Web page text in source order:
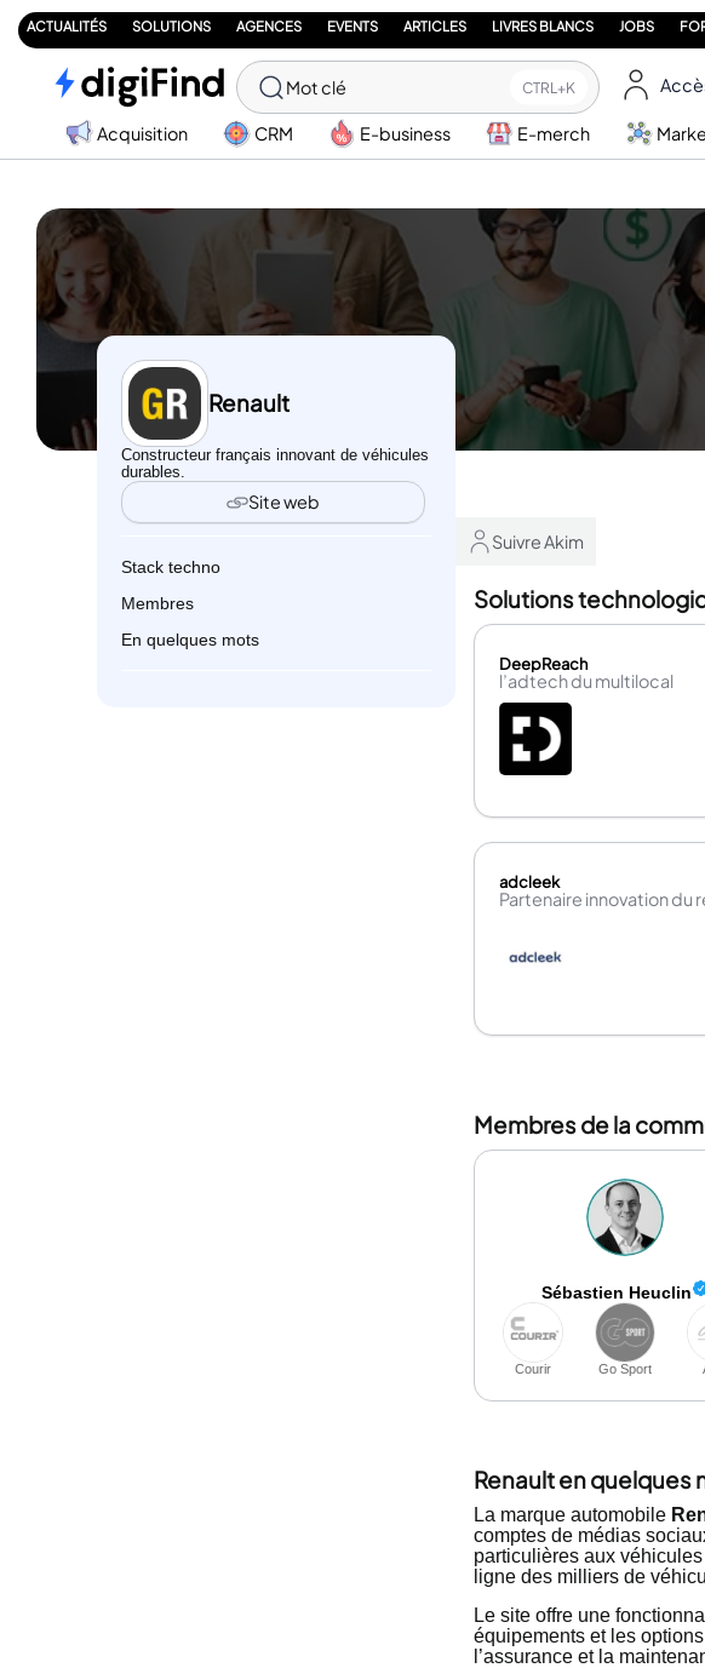
ACTUALITÉS SOLUTIONS AGENCES EVENTS ARTICLES LIVRES BLANCS JOBS
Mot clé CTRL+K
Acquisition CRM E-business E-merch
Renault
Constructeur français innovant de véhicules
durables.
Site web
Stack techno
Membres
En quelques mots
Suivre Akim
Solutions
DeepReach
l’adtech du multilocal
adcleek
Partenaire innovation du
Membres de la
Sébastien Heuclin
Courir Go Sport
Renault en quelques
La marque automobile
comptes de médias
particulières aux
ligne des milliers de
Le site offre une
équipements et les
l’assurance et la